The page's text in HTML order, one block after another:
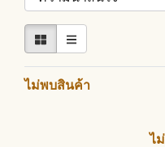
ไม่พบสินค้า
ไ